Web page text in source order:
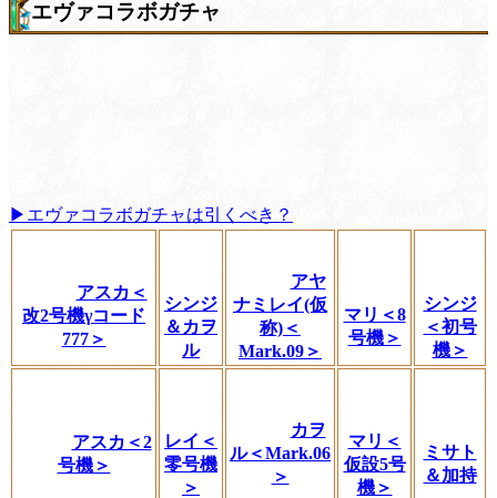
エヴァコラボガチャ
▶エヴァコラボガチャは引くべき？
アスカ＜
改2号機γコード
777＞
シンジ
＆カヲ
ル
アヤ
ナミレイ(仮
称)＜
Mark.09＞
マリ＜8
号機＞
シンジ
＜初号
機＞
アスカ＜2
号機＞
レイ＜
零号機
＞
カヲ
ル＜Mark.06
＞
マリ＜
仮設5号
機＞
ミサト
＆加持